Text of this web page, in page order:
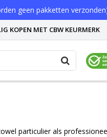
geen pakketten
KOPEN MET CBW KEURMERK
particulier als